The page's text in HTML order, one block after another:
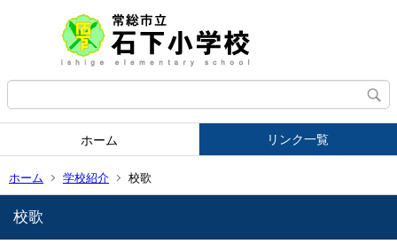
ホーム リンク一覧
ホーム 学校紹介 校歌
校歌